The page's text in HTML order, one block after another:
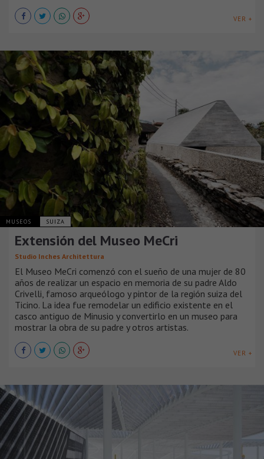
VER +
MUSEOS SUIZA
Extensión del Museo MeCri
Studio Inches Architettura
El Museo MeCri comenzó con el sueño de una mujer de 80
años de realizar un espacio en memoria de su padre Aldo
Crivelli, famoso arqueólogo y pintor de la región suiza del
Ticino.​ ​La idea fue remodelar un edificio existente en el
casco antiguo de Minusio y convertirlo en un museo para
mostrar la obra de su padre y otros artistas.
VER +